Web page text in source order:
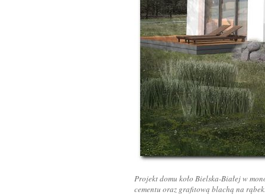
Projekt domu koło Bielska-Białej w
cementu oraz grafitową blachą na